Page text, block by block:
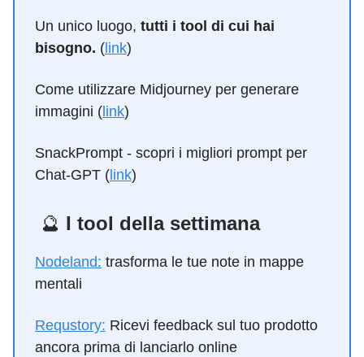
Un unico luogo, tutti i tool di cui hai
bisogno. ( link)
Come utilizzare Midjourney per generare
immagini ( link)
SnackPrompt - scopri i migliori prompt per
Chat-GPT ( link)
🔮 I tool della settimana
Nodeland: trasforma le tue note in mappe
mentali
Requstory: Ricevi feedback sul tuo prodotto
ancora prima di lanciarlo online